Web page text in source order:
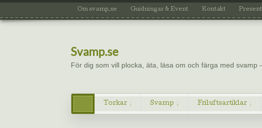
Om svamp.se Guidningar & Event Kontakt
Svamp.se
För dig som vill plocka, äta, läsa om och färga med svamp
Torkar Svamp Friluftsartiklar